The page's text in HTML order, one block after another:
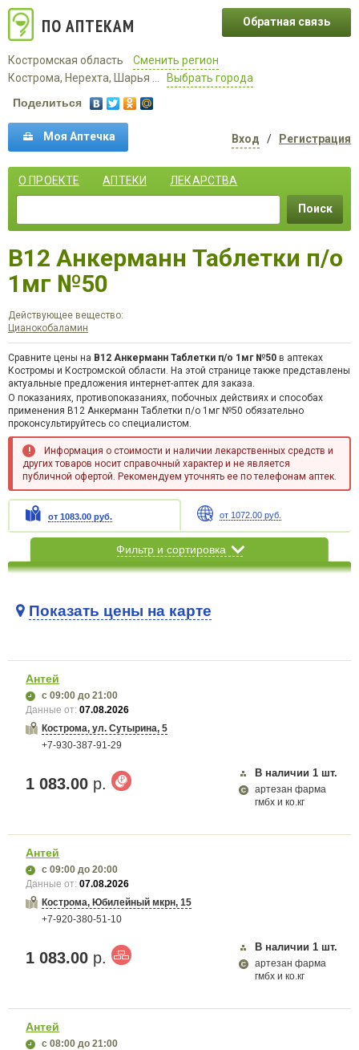
ПО АПТЕКАМ
Костромская область
Сменить регион
Кострома, Нерехта, Шарья ...
Выбрать города
Обратная связь
Поделиться
Моя Аптечка Вход / Регистрация
О ПРОЕКТЕ АПТЕКИ ЛЕКАРСТВА
Поиск
B12 Анкерманн Таблетки п/о
1мг №50
Действующее вещество:
Цианокобаламин
Сравните цены на B12 Анкерманн Таблетки п/о 1мг №50 в аптеках
Костромы и Костромской области. На этой странице также представлены
актуальные предложения интернет-аптек для заказа.
О показаниях, противопоказаниях, побочных действиях и способах
применения B12 Анкерманн Таблетки п/о 1мг №50 обязательно
проконсультируйтесь со специалистом.
Информация о стоимости и наличии лекарственных средств и
других товаров носит справочный характер и не является
публичной офертой. Рекомендуем уточнять ее по телефонам аптек.
от 1083.00 руб. от 1072.00 руб.
Фильтр и сортировка
Карта загружается...
Показать цены на карте
Антей
с 09:00 до 21:00
Данные от:07.08.2026
Кострома, ул. Сутырина, 5
+7-930-387-91-29
1 083.00 р.
В наличии 1 шт.
артезан фарма
гмбх и ко.кг
Антей
с 09:00 до 20:00
Данные от:07.08.2026
Кострома, Юбилейный мкрн, 15
+7-920-380-51-10
1 083.00 р.
В наличии 1 шт.
артезан фарма
гмбх и ко.кг
Антей
с 08:00 до 21:00